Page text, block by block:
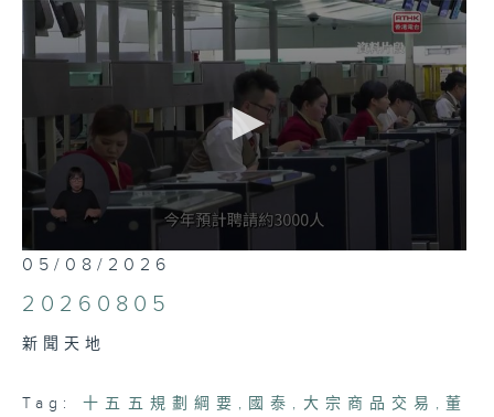
0
seconds
of
23
42
05/08/2026
20260805
新聞天地
Tag: 十五五規劃綱要 , 國泰 , 大宗商品交易 , 董